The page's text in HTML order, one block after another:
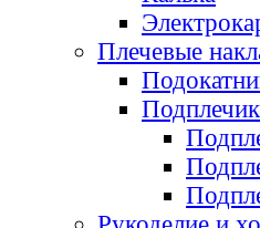
Плечевые